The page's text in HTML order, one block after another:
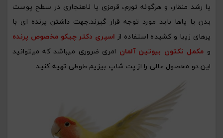
یا رشد منقار، و هرگونه تورم، قرمزی یا ناهنجاری در سطح پوست
بدن یا پاها باید مورد توجه قرار گیرند.جهت داشتن پرنده ای با
پرهای زیبا و کشیده استفاده از اسپری دکتر چیکو مخصوص پرنده
و مکمل نکتون بیوتین آلمان امری ضروری میباشد که میتوانید
این دو محصول عالی را از پت شاپ بیزیم طوطی تهیه کنید